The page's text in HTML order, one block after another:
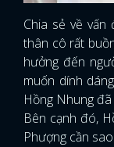
Chia sẻ về vấn
thân cô rất
hưởng đến
muốn dính
Hồng Nhung
Bên cạnh đó,
Phượng cần